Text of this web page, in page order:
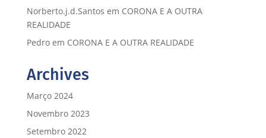
Norberto.j.d.Santos em CORONA E A OUTRA
REALIDADE
Pedroem CORONA E A OUTRA REALIDADE
Archives
Março 2024
Novembro 2023
Setembro 2022